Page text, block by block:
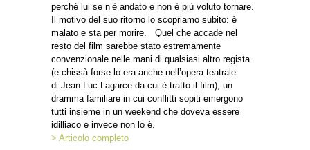
perché lui se n’è andato e non è più voluto tornare.
Il motivo del suo ritorno lo scopriamo subito: è
malato e sta per morire. Quel che accade nel
resto del film sarebbe stato estremamente
convenzionale nelle mani di qualsiasi altro regista
(e chissà forse lo era anche nell’opera teatrale
di Jean-Luc Lagarce da cui è tratto il film), un
dramma familiare in cui conflitti sopiti emergono
tutti insieme in un weekend che doveva essere
idilliaco e invece non lo è.
> Articolo completo